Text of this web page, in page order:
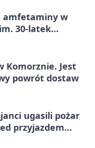
amfetaminy w
30-latek
Komorznie. Jest
powrót dostaw
ugasili pożar
przyjazdem